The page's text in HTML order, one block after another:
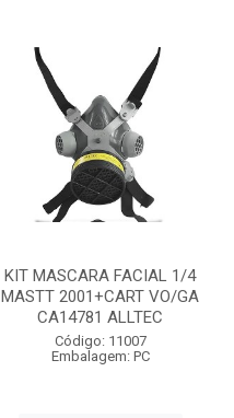
KIT MASCARA FACIAL 1/4
MASTT 2001+CART VO/GA
CA14781 ALLTEC
Código: 11007
Embalagem: PC